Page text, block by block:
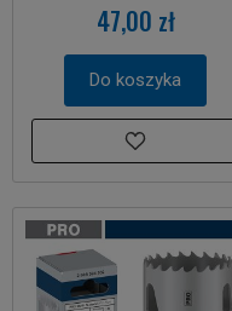
47,00 zł
Do koszyka